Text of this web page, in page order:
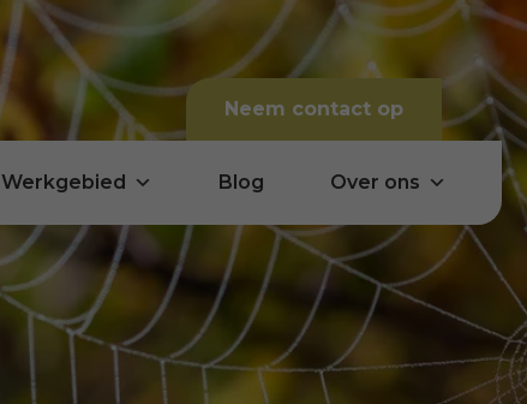
Neem contact op
Werkgebied Blog Over ons